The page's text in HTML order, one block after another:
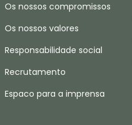
Os nossos compromissos
Os nossos valores
Responsabilidade social
Recrutamento
Espaco para a imprensa